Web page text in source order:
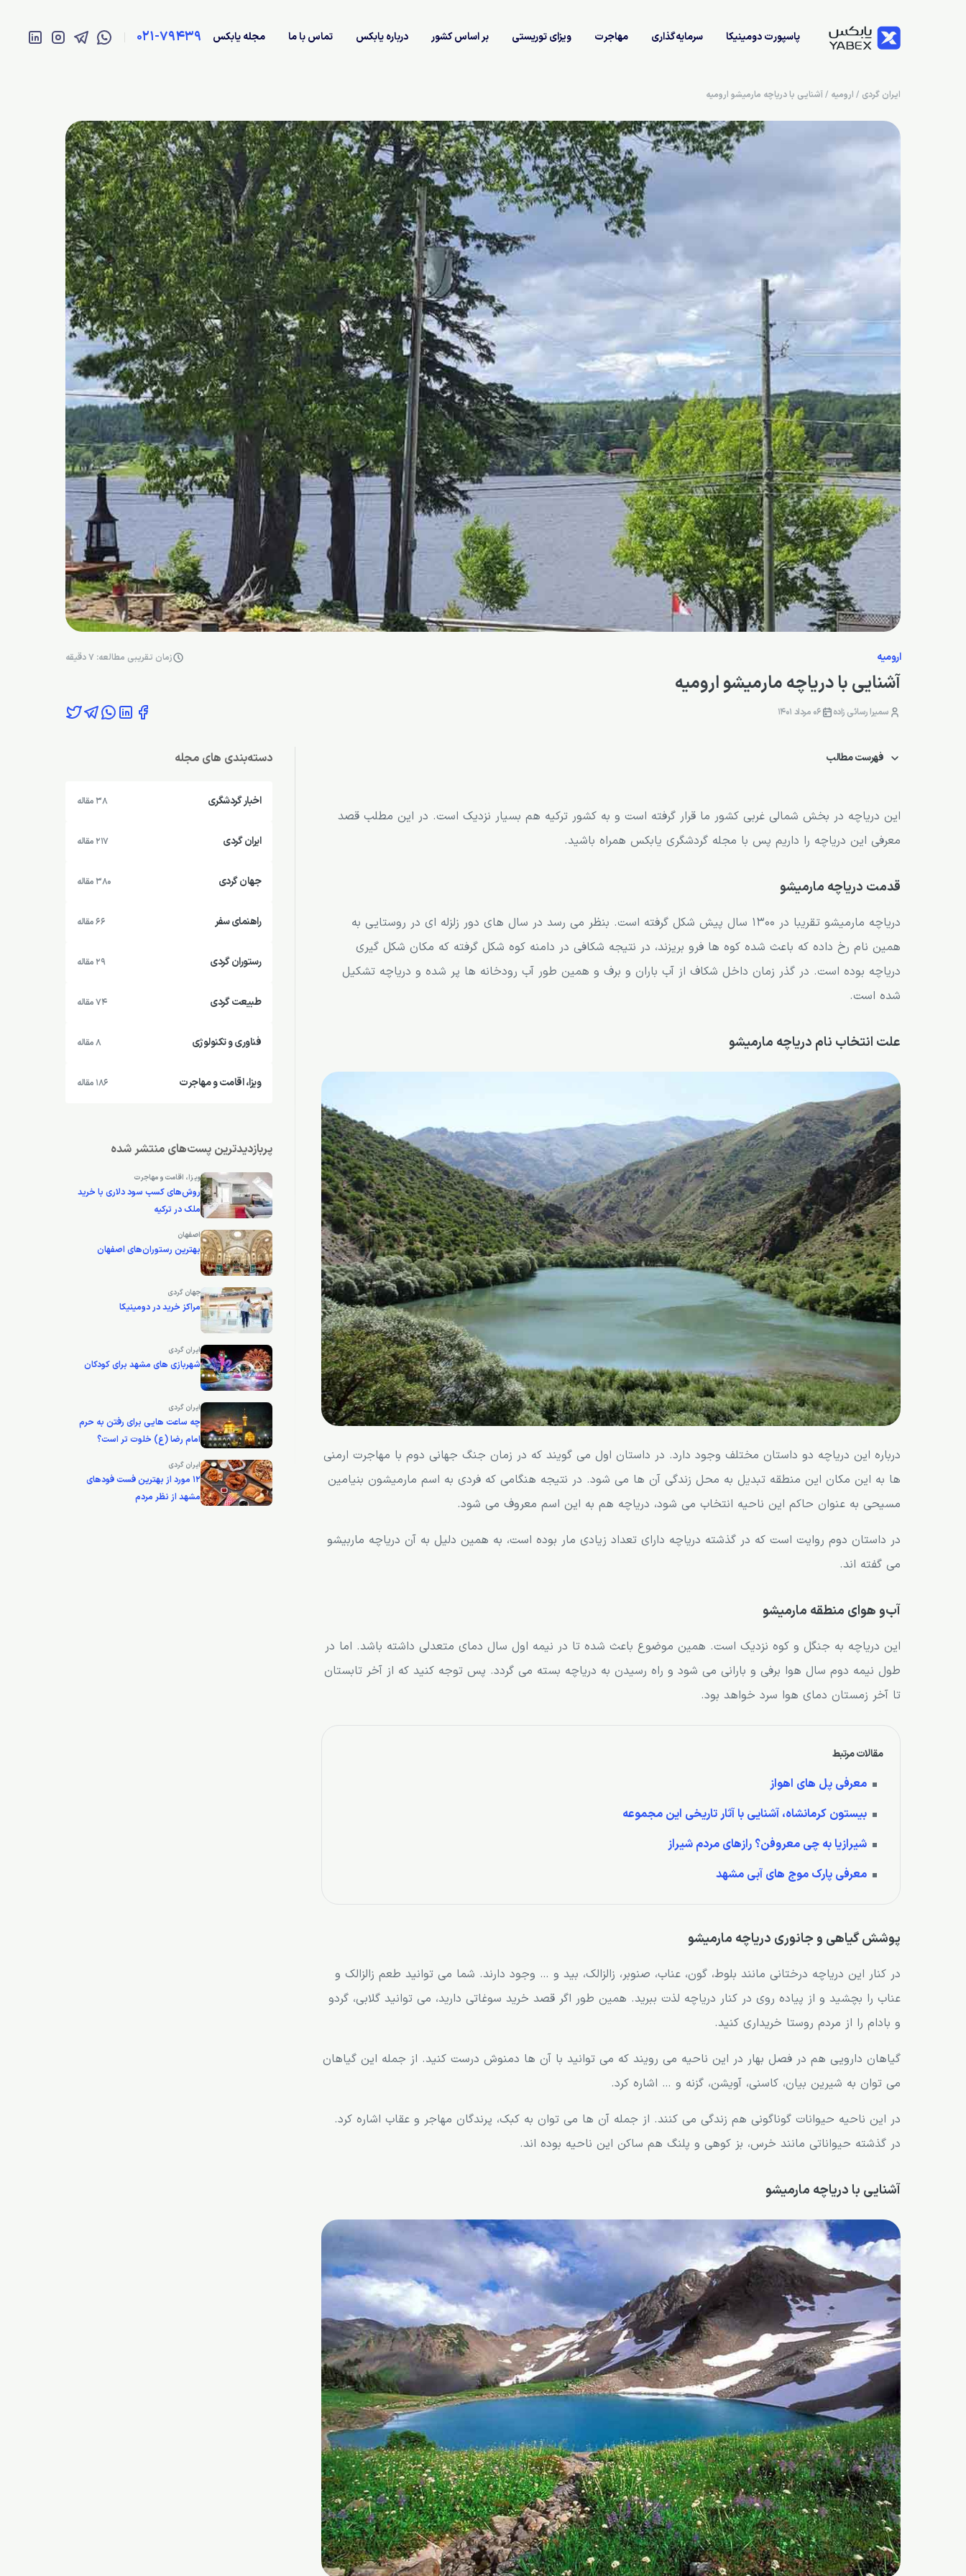
پاسپورت دومینیکا سرمایه‌گذاری مهاجرت ویزای توریستی بر اساس کشور درباره یابکس تماس با ما مجله یابکس 021-79439
ایران گردی / ارومیه /آشنایی با دریاچه مارمیشو ارومیه
ارومیه زمان تقریبی مطالعه: 7 دقیقه
آشنایی با دریاچه مارمیشو ارومیه
سمیرا رسائی زاده 06 مرداد 1401
فهرست مطالب
علت انتخاب نام دریاچه مارمیشو
آب‌و هوای منطقه مارمیشو
نحوه بازدید از دریاچه مارمیشو
جاذبه های حوالی دریاچه مارمیشو
بهترین زمان برای بازدید از دریاچه مارمیشو
دریاچه مارمیشو کجاست؟
نحوه دسترسی به دریاچه
اقامت در نزدیکی دریاچه مارمیشو
این دریاچه در بخش شمالی غربی کشور ما قرار گرفته است و به کشور ترکیه هم بسیار نزدیک است. در این مطلب قصد
معرفی این دریاچه را داریم پس با مجله گردشگری یابکس همراه باشید.
قدمت دریاچه مارمیشو
دریاچه مارمیشو تقریبا در 1300 سال پیش شکل گرفته است. بنظر می رسد در سال های دور زلزله ای در روستایی به
همین نام رخ داده که باعث شده کوه ها فرو بریزند، در نتیجه شکافی در دامنه کوه شکل گرفته که مکان شکل گیری
دریاچه بوده است. در گذر زمان داخل شکاف از آب باران و برف و همین طور آب رودخانه ها پر شده و دریاچه تشکیل
شده است.
علت انتخاب نام دریاچه مارمیشو
درباره این دریاچه دو داستان مختلف وجود دارد. در داستان اول می گویند که در زمان جنگ جهانی دوم با مهاجرت ارمنی
ها به این مکان این منطقه تبدیل به محل زندگی آن ها می شود. در نتیجه هنگامی که فردی به اسم مارمیشون بنیامین
مسیحی به عنوان حاکم این ناحیه انتخاب می شود، دریاچه هم به این اسم معروف می شود.
در داستان دوم روایت است که در گذشته دریاچه دارای تعداد زیادی مار بوده است، به همین دلیل به آن دریاچه ماربیشو
می گفته اند.
آب‌و هوای منطقه مارمیشو
این دریاچه به جنگل و کوه نزدیک است. همین موضوع باعث شده تا در نیمه اول سال دمای متعدلی داشته باشد. اما در
طول نیمه دوم سال هوا برفی و بارانی می شود و راه رسیدن به دریاچه بسته می گردد. پس توجه کنید که از آخر تابستان
تا آخر زمستان دمای هوا سرد خواهد بود.
مقالات مرتبط
معرفی پل های اهواز
بیستون کرمانشاه، آشنایی با آثار تاریخی این مجموعه
شیرازیا به چی معروفن؟ رازهای مردم شیراز
معرفی پارک موج های آبی مشهد
پوشش گیاهی و جانوری دریاچه مارمیشو
در کنار این دریاچه درختانی مانند بلوط، گون، عناب، صنوبر، زالزالک، بید و … وجود دارند. شما می توانید طعم زالزالک و
عناب را بچشید و از پیاده روی در کنار دریاچه لذت ببرید. همین طور اگر قصد خرید سوغاتی دارید، می توانید گلابی، گردو
و بادام را از مردم روستا خریداری کنید.
گیاهان دارویی هم در فصل بهار در این ناحیه می رویند که می توانید با آن ها دمنوش درست کنید. از جمله این گیاهان
می توان به شیرین بیان، کاسنی، آویشن، گزنه و … اشاره کرد.
در این ناحیه حیوانات گوناگونی هم زندگی می کنند. از جمله آن ها می توان به کبک، پرندگان مهاجر و عقاب اشاره کرد.
در گذشته حیواناتی مانند خرس، بز کوهی و پلنگ هم ساکن این ناحیه بوده اند.
آشنایی با دریاچه مارمیشو
دسته‌بندی های مجله
اخبار گردشگری 38 مقاله
ایران گردی 217 مقاله
جهان گردی 380 مقاله
راهنمای سفر 66 مقاله
رستوران گردی 29 مقاله
طبیعت گردی 74 مقاله
فناوری و تکنولوژی 8 مقاله
ویزا، اقامت و مهاجرت 186 مقاله
پربازدیدترین پست‌های منتشر شده
ویزا، اقامت و مهاجرت
روش‌های کسب سود دلاری با خرید
ملک در ترکیه
اصفهان
بهترین رستوران‌های اصفهان
جهان گردی
مراکز خرید در دومینیکا
ایران گردی
شهربازی های مشهد برای کودکان
ایران گردی
چه ساعت هایی برای رفتن به حرم
امام رضا (ع) خلوت تر است؟
ایران گردی
12 مورد از بهترین فست فودهای
مشهد از نظر مردم